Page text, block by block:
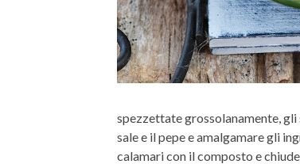
spezzettate grossolanamente,
sale e il pepe e amalgamare gli
calamari con il composto e